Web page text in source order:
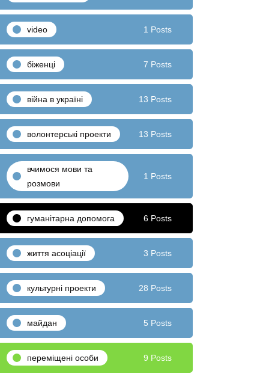
video 1 Posts
біженці 7 Posts
війна в україні 13 Posts
волонтерські проекти 13 Posts
вчимося мови та
розмови
1 Posts
гуманітарна допомога 6 Posts
життя асоціації 3 Posts
культурні проекти 28 Posts
майдан 5 Posts
переміщені особи 9 Posts